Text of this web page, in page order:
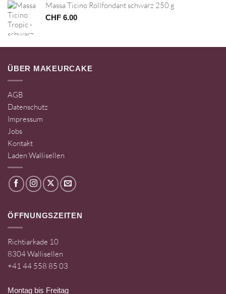
Massa Ticino Rollfondant schwarz 250 g
CHF 6.00
ÜBER MAKEURCAKE
AGB
Datenschutz
Impressum
Jobs
Kontakt
Laden Wallisellen
ÖFFNUNGSZEITEN
Richtiarkade 10
8304 Wallisellen
+41 44 558 85 03
Montag bis Freitag